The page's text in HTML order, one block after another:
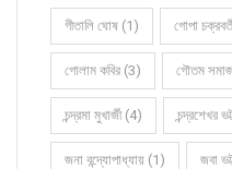
গীতালি ঘোষ (1) গোপা
গোলাম কবির (3) গৌতম
চন্দ্রমা মুখার্জী (4) চন্দ্রশেখর
জনা বন্দ্যোপাধ্যায় (1) জবা